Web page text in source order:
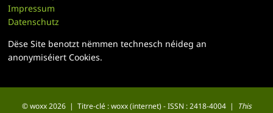
Impressum
Datenschutz
Dëse Site benotzt nëmmen technesch néideg an
anonymiséiert Cookies.
© woxx 2026 | Titre-clé : woxx (internet) - ISSN : 2418-4004 | This